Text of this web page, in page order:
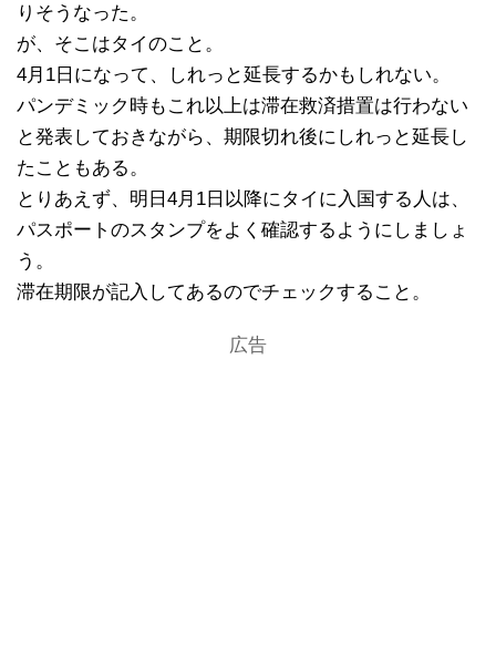
りそうなった。
が、そこはタイのこと。
4月1日になって、しれっと延長するかもしれない。
パンデミック時もこれ以上は滞在救済措置は行わない
と発表しておきながら、期限切れ後にしれっと延長し
たこともある。
とりあえず、明日4月1日以降にタイに入国する人は、
パスポートのスタンプをよく確認するようにしましょ
う。
滞在期限が記入してあるのでチェックすること。
広告